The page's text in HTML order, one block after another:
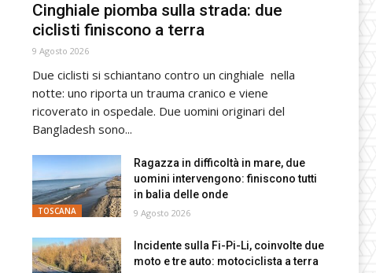
Cinghiale piomba sulla strada: due
ciclisti finiscono a terra
9 Agosto 2026
Due ciclisti si schiantano contro un cinghiale nella
notte: uno riporta un trauma cranico e viene
ricoverato in ospedale. Due uomini originari del
Bangladesh sono...
TOSCANA
Ragazza in difficoltà in mare, due
uomini intervengono: finiscono tutti
in balia delle onde
9 Agosto 2026
Incidente sulla Fi-Pi-Li, coinvolte due
moto e tre auto: motociclista a terra